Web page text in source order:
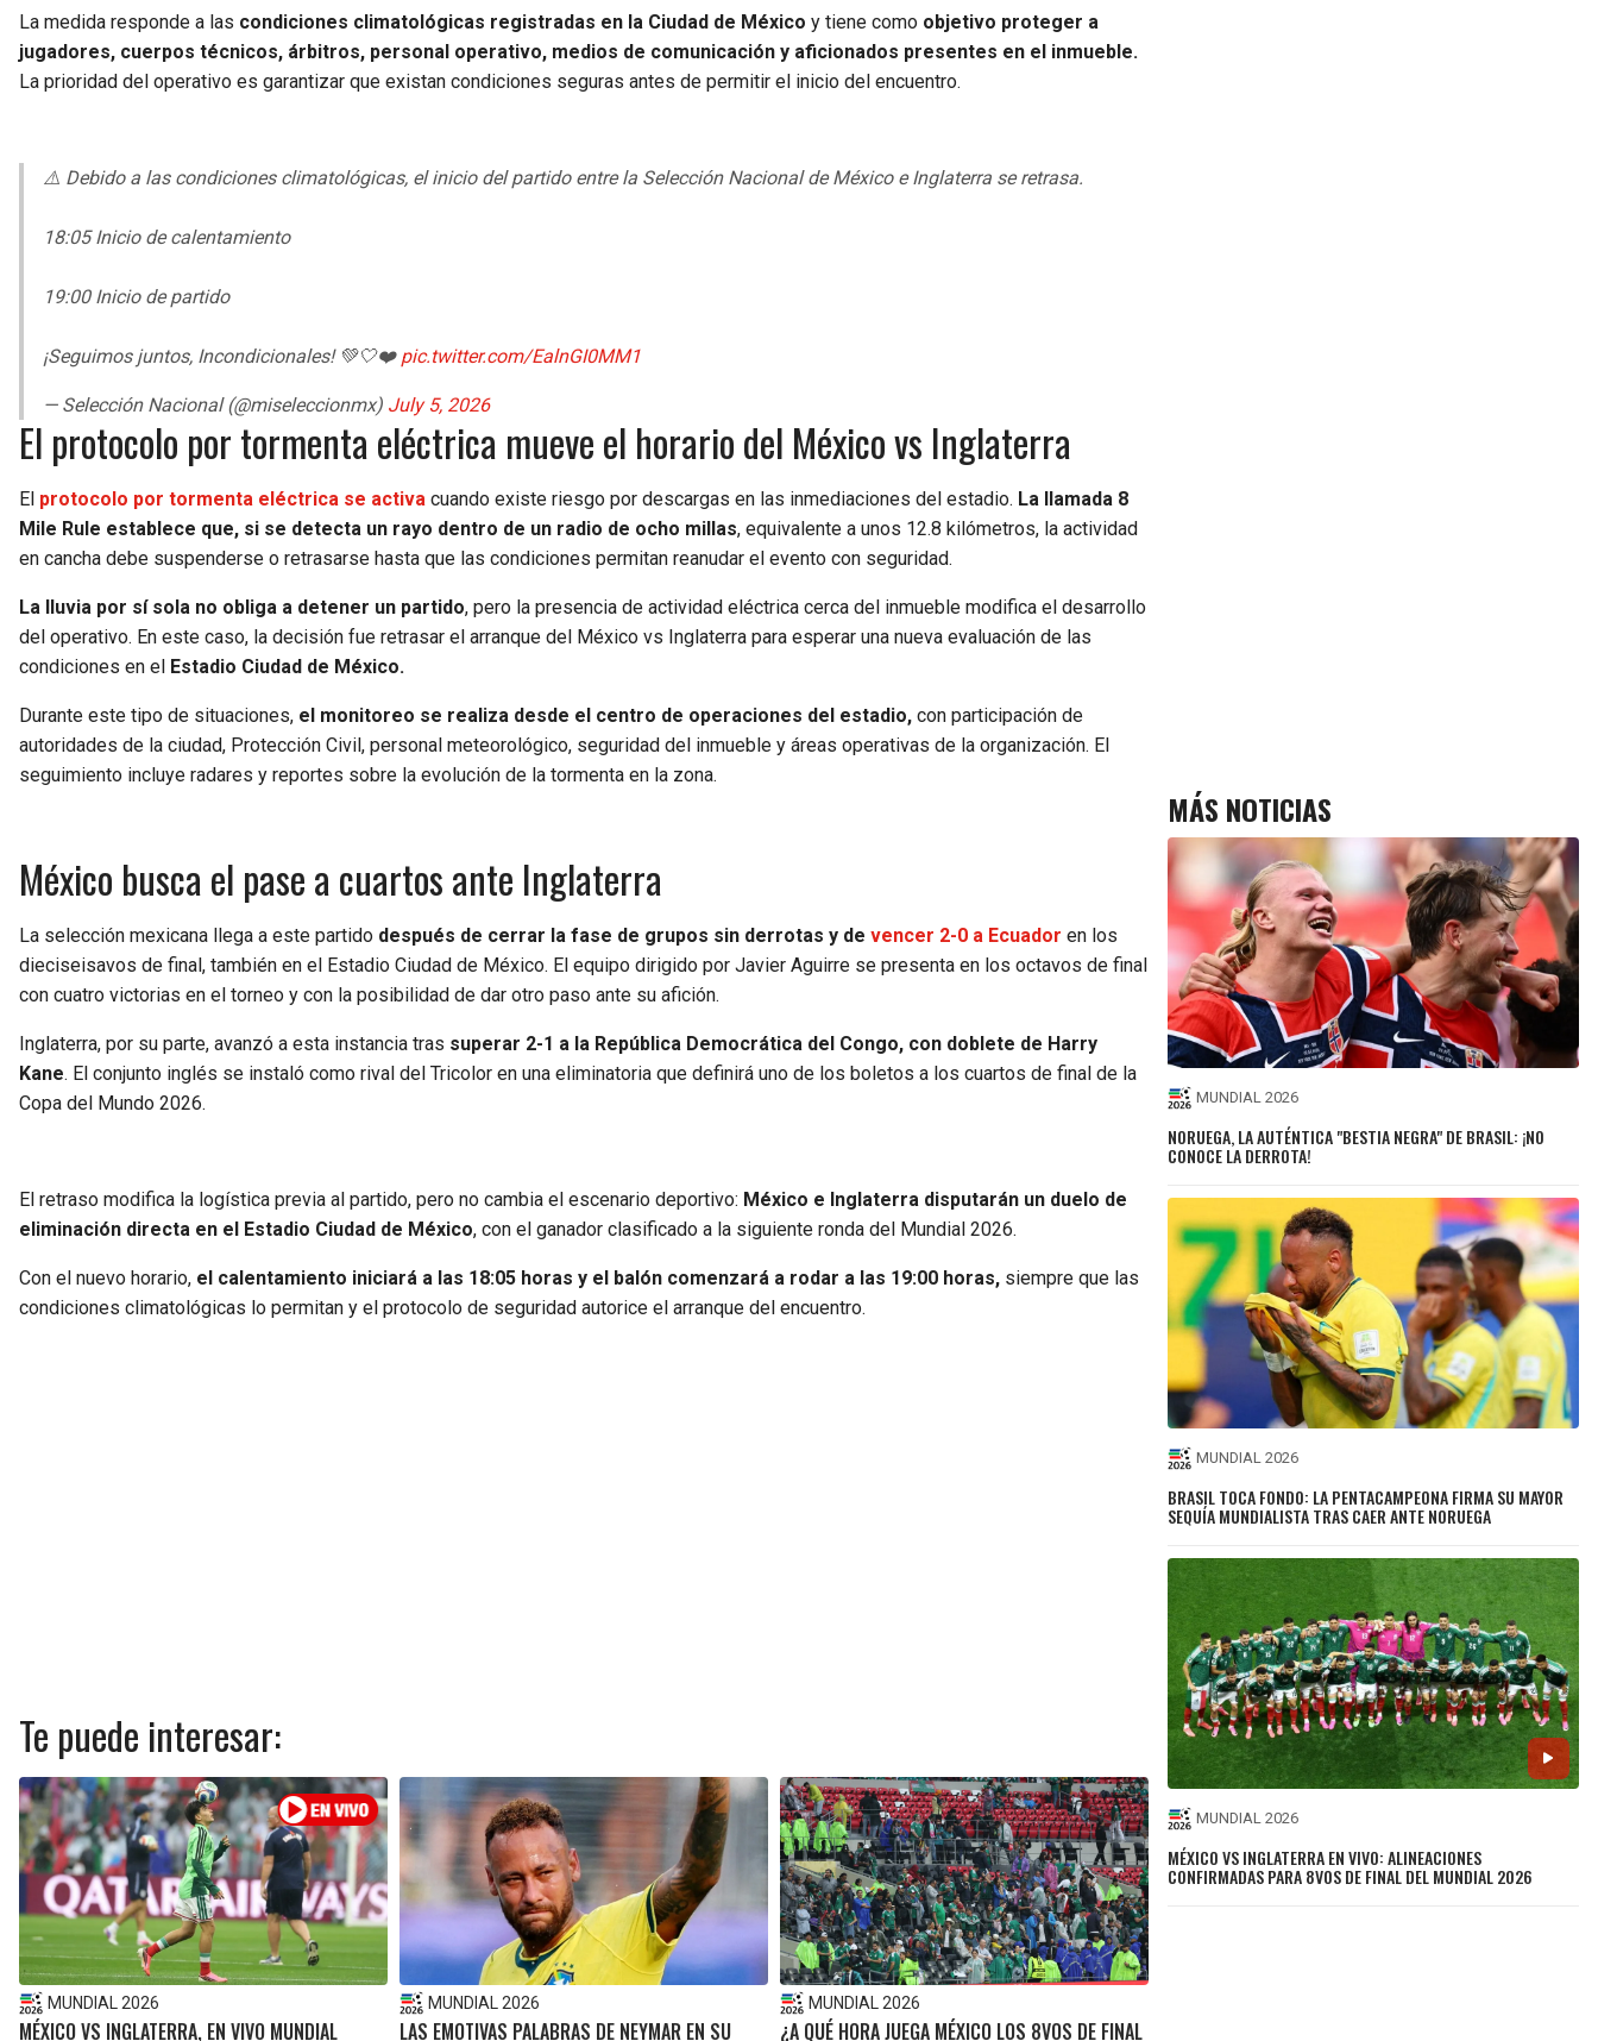
La medida responde a las condiciones climatológicas registradas en la Ciudad de México y tiene como objetivo proteger a
jugadores, cuerpos técnicos, árbitros, personal operativo, medios de comunicación y aficionados presentes en el inmueble.
La prioridad del operativo es garantizar que existan condiciones seguras antes de permitir el inicio del encuentro.
⚠️ Debido a las condiciones climatológicas, el inicio del partido entre la Selección Nacional de México e Inglaterra se retrasa.
18:05 Inicio de calentamiento
19:00 Inicio de partido
¡Seguimos juntos, Incondicionales! 💚🤍❤️ pic.twitter.com/EalnGI0MM1
— Selección Nacional (@miseleccionmx) July 5, 2026
El protocolo por tormenta eléctrica mueve el horario del México vs Inglaterra
El protocolo por tormenta eléctrica se activa cuando existe riesgo por descargas en las inmediaciones del estadio. La llamada 8
Mile Rule establece que, si se detecta un rayo dentro de un radio de ocho millas, equivalente a unos 12.8 kilómetros, la actividad
en cancha debe suspenderse o retrasarse hasta que las condiciones permitan reanudar el evento con seguridad.
La lluvia por sí sola no obliga a detener un partido, pero la presencia de actividad eléctrica cerca del inmueble modifica el desarrollo
del operativo. En este caso, la decisión fue retrasar el arranque del México vs Inglaterra para esperar una nueva evaluación de las
condiciones en el Estadio Ciudad de México.
Durante este tipo de situaciones, el monitoreo se realiza desde el centro de operaciones del estadio, con participación de
autoridades de la ciudad, Protección Civil, personal meteorológico, seguridad del inmueble y áreas operativas de la organización. El
seguimiento incluye radares y reportes sobre la evolución de la tormenta en la zona.
México busca el pase a cuartos ante Inglaterra
La selección mexicana llega a este partido después de cerrar la fase de grupos sin derrotas y de vencer 2-0 a Ecuador en los
dieciseisavos de final, también en el Estadio Ciudad de México. El equipo dirigido por Javier Aguirre se presenta en los octavos de final
con cuatro victorias en el torneo y con la posibilidad de dar otro paso ante su afición.
Inglaterra, por su parte, avanzó a esta instancia tras superar 2-1 a la República Democrática del Congo, con doblete de Harry
Kane. El conjunto inglés se instaló como rival del Tricolor en una eliminatoria que definirá uno de los boletos a los cuartos de final de la
Copa del Mundo 2026.
El retraso modifica la logística previa al partido, pero no cambia el escenario deportivo: México e Inglaterra disputarán un duelo de
eliminación directa en el Estadio Ciudad de México, con el ganador clasificado a la siguiente ronda del Mundial 2026.
Con el nuevo horario, el calentamiento iniciará a las 18:05 horas y el balón comenzará a rodar a las 19:00 horas, siempre que las
condiciones climatológicas lo permitan y el protocolo de seguridad autorice el arranque del encuentro.
Te puede interesar:
MUNDIAL 2026
MÉXICO VS INGLATERRA, EN VIVO MUNDIAL
MUNDIAL 2026
LAS EMOTIVAS PALABRAS DE NEYMAR EN SU
MUNDIAL 2026
¿A QUÉ HORA JUEGA MÉXICO LOS 8VOS DE FINAL
MÁS NOTICIAS
MUNDIAL 2026
NORUEGA, LA AUTÉNTICA "BESTIA NEGRA" DE BRASIL: ¡NO
CONOCE LA DERROTA!
MUNDIAL 2026
BRASIL TOCA FONDO: LA PENTACAMPEONA FIRMA SU MAYOR
SEQUÍA MUNDIALISTA TRAS CAER ANTE NORUEGA
MUNDIAL 2026
MÉXICO VS INGLATERRA EN VIVO: ALINEACIONES
CONFIRMADAS PARA 8VOS DE FINAL DEL MUNDIAL 2026